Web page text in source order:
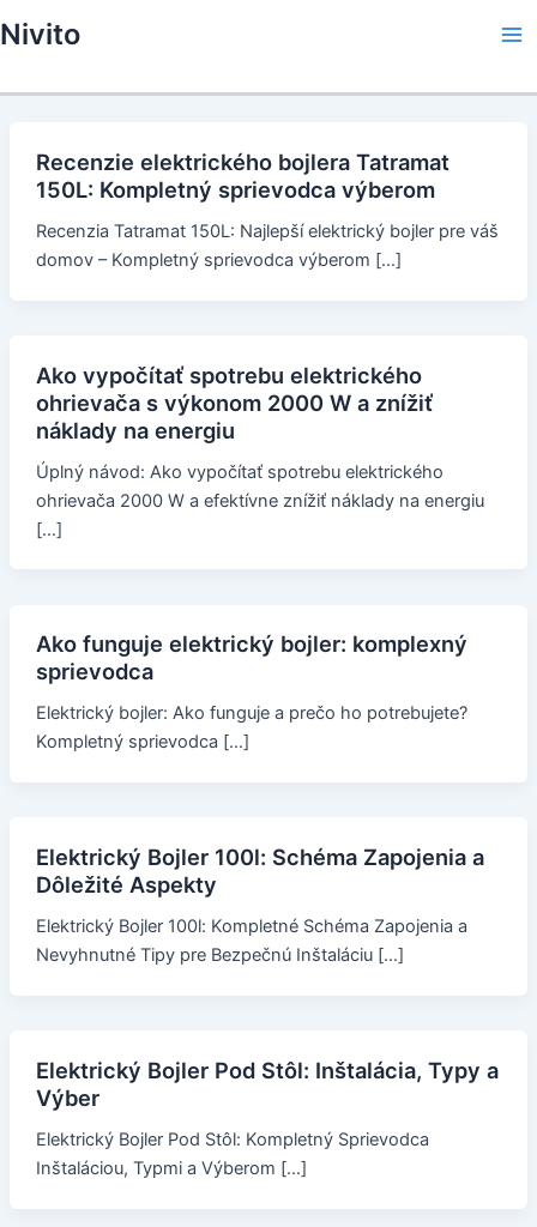
to
Nivito
Recenzie elektrického bojlera Tatramat
150L: Kompletný sprievodca výberom
Recenzia Tatramat 150L: Najlepší elektrický bojler pre váš
domov – Kompletný sprievodca výberom […]
Ako vypočítať spotrebu elektrického
ohrievača s výkonom 2000 W a znížiť
náklady na energiu
Úplný návod: Ako vypočítať spotrebu elektrického
ohrievača 2000 W a efektívne znížiť náklady na energiu
[…]
Ako funguje elektrický bojler: komplexný
sprievodca
Elektrický bojler: Ako funguje a prečo ho potrebujete?
Kompletný sprievodca […]
Elektrický Bojler 100l: Schéma Zapojenia a
Dôležité Aspekty
Elektrický Bojler 100l: Kompletné Schéma Zapojenia a
Nevyhnutné Tipy pre Bezpečnú Inštaláciu […]
Elektrický Bojler Pod Stôl: Inštalácia, Typy a
Výber
Elektrický Bojler Pod Stôl: Kompletný Sprievodca
Inštaláciou, Typmi a Výberom […]